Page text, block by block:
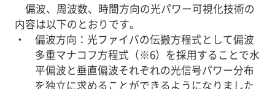
偏波、周波数、時間方向の光パワー可視化技術の
内容は以下のとおりです。
偏波方向：光ファイバの伝搬方程式として偏波
多重マナコフ方程式（※6）を採用することで水
平偏波と垂直偏波それぞれの光信号パワー分布
を独立に求めることができるようになりました